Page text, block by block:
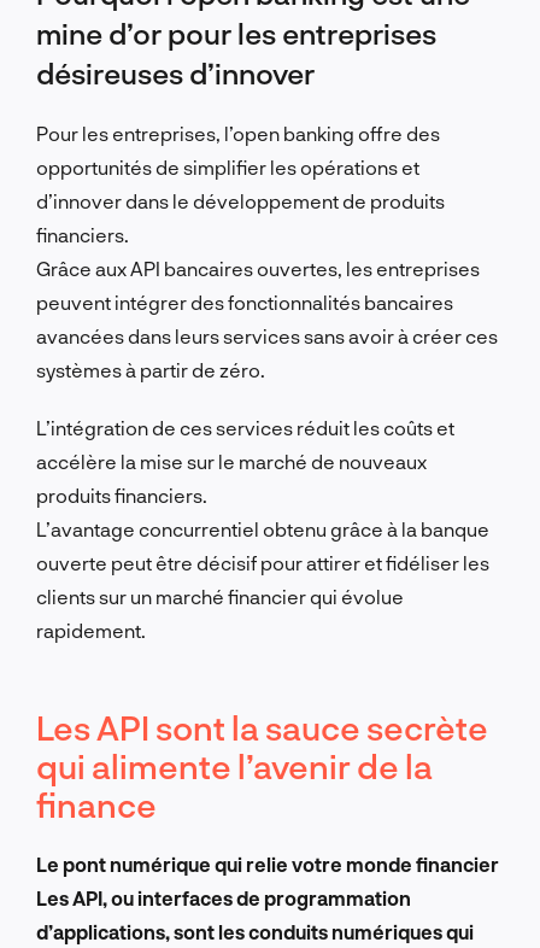
mine d’or pour les entreprises
désireuses d’innover
Pour les entreprises, l’open banking offre des
opportunités de simplifier les opérations et
d’innover dans le développement de produits
financiers.
Grâce aux API bancaires ouvertes, les entreprises
peuvent intégrer des fonctionnalités bancaires
avancées dans leurs services sans avoir à créer ces
systèmes à partir de zéro.
L’intégration de ces services réduit les coûts et
accélère la mise sur le marché de nouveaux
produits financiers.
L’avantage concurrentiel obtenu grâce à la banque
ouverte peut être décisif pour attirer et fidéliser les
clients sur un marché financier qui évolue
rapidement.
Les API sont la sauce secrète
qui alimente l’avenir de la
finance
Le pont numérique qui relie votre monde financier
Les API, ou interfaces de programmation
d’applications, sont les conduits numériques qui